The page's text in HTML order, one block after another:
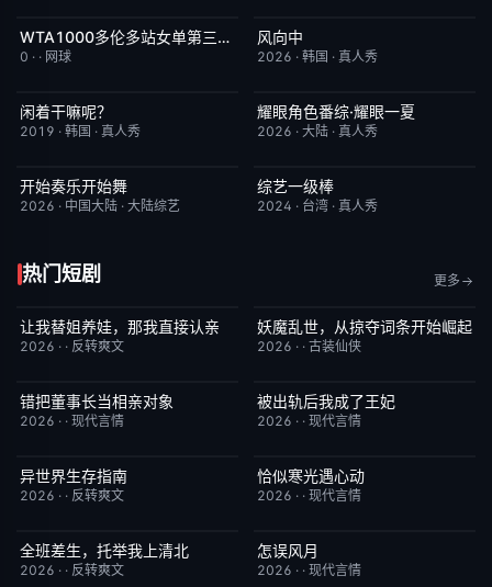
今日更新 2.0WTA1000多伦多站女单第三轮：格鲁比奇VS斯瓦泰克
0 · · 网球
更新至第02集
风向中
2026 · 韩国 · 真人秀
昨日更新
闲着干嘛呢？
2019 · 韩国 · 真人秀
昨日更新
耀眼角色番综·耀眼一夏
2026 · 大陆 · 真人秀
更新至第3期
开始奏乐开始舞
2026 · 中国大陆 · 大陆综艺
更新至110期
综艺一级棒
2024 · 台湾 · 真人秀
热门短剧 更多
已完结 9.0
让我替姐养娃，那我直接认亲
2026 · · 反转爽文
已完结 8.0
妖魔乱世，从掠夺词条开始崛起
2026 · · 古装仙侠
已完结
错把董事长当相亲对象
2026 · · 现代言情
已完结
被出轨后我成了王妃
2026 · · 现代言情
已完结
异世界生存指南
2026 · · 反转爽文
已完结
恰似寒光遇心动
2026 · · 现代言情
已完结
全班差生，托举我上清北
2026 · · 反转爽文
已完结
怎误风月
2026 · · 现代言情